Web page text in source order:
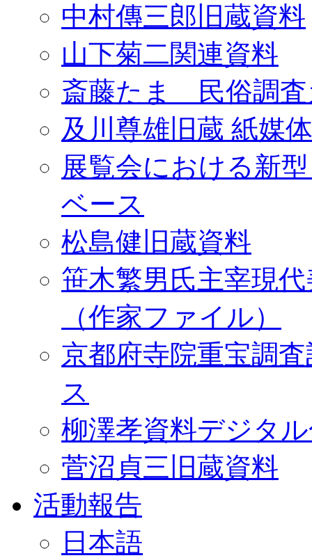
中村傳三郎旧蔵資料
山下菊二関連資料
斎藤たま 民俗調査
及川尊雄旧蔵 紙媒
展覧会における新
ベース
松島健旧蔵資料
笹木繁男氏主宰現
（作家ファイル）
京都府寺院重宝調
ス
柳澤孝資料デジタ
菅沼貞三旧蔵資料
活動報告
日本語